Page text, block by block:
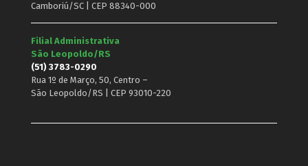
Camboriú/SC | CEP 88340-000
Filial Administrativa
São Leopoldo/RS
(51) 3783-0290
Rua 1º de Março, 50, Centro –
São Leopoldo/RS | CEP 93010-220